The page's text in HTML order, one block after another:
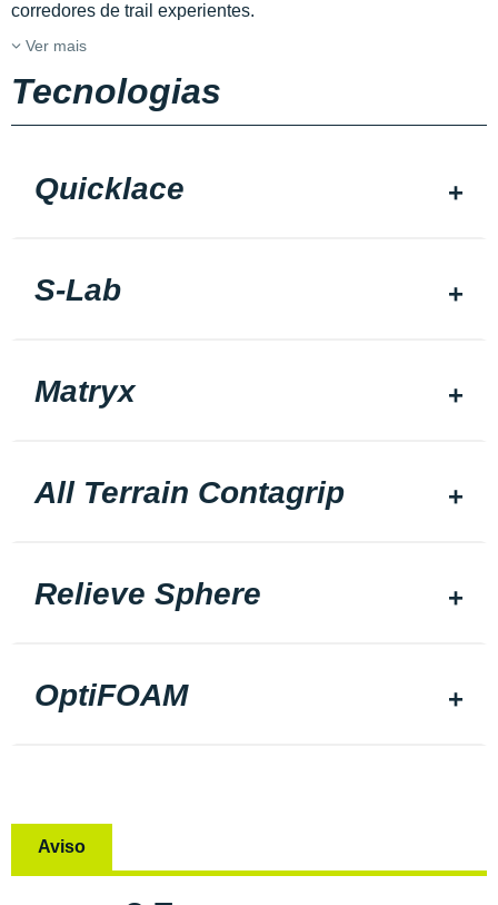
corredores de trail experientes.
Ver mais
Tecnologias
Quicklace
S-Lab
Matryx
All Terrain Contagrip
Relieve Sphere
OptiFOAM
Aviso